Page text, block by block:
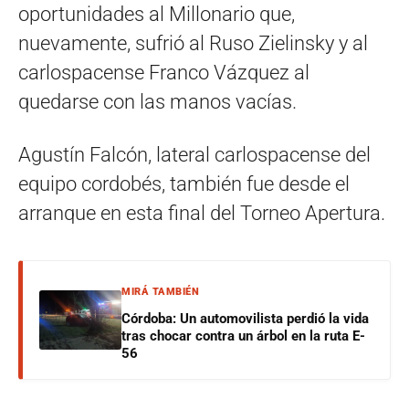
oportunidades al Millonario que,
nuevamente, sufrió al Ruso Zielinsky y al
carlospacense Franco Vázquez al
quedarse con las manos vacías.
Agustín Falcón, lateral carlospacense del
equipo cordobés, también fue desde el
arranque en esta final del Torneo Apertura.
MIRÁ TAMBIÉN
Córdoba: Un automovilista perdió la vida
tras chocar contra un árbol en la ruta E-
56